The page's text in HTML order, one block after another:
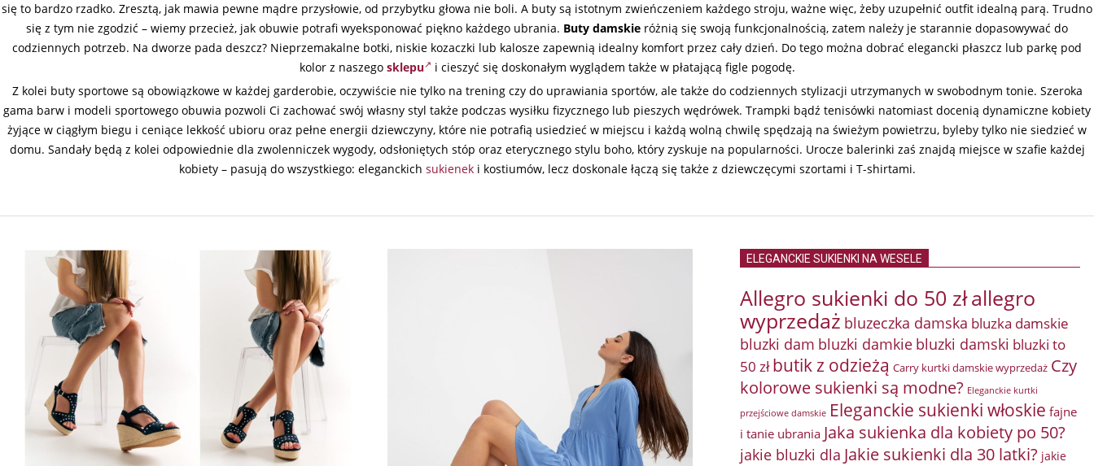
się to bardzo rzadko. Zresztą, jak mawia pewne mądre przysłowie, od przybytku głowa nie boli. A buty są istotnym zwieńczeniem każdego stroju, ważne więc, żeby uzupełnić outfit idealną parą. Trudno
się z tym nie zgodzić – wiemy przecież, jak obuwie potrafi wyeksponować piękno każdego ubrania. Buty damskie różnią się swoją funkcjonalnością, zatem należy je starannie dopasowywać do
codziennych potrzeb. Na dworze pada deszcz? Nieprzemakalne botki, niskie kozaczki lub kalosze zapewnią idealny komfort przez cały dzień. Do tego można dobrać elegancki płaszcz lub parkę pod
kolor z naszego sklepu
i cieszyć się doskonałym wyglądem także w płatającą figle pogodę.
Z kolei buty sportowe są obowiązkowe w każdej garderobie, oczywiście nie tylko na trening czy do uprawiania sportów, ale także do codziennych stylizacji utrzymanych w swobodnym tonie. Szeroka
gama barw i modeli sportowego obuwia pozwoli Ci zachować swój własny styl także podczas wysiłku fizycznego lub pieszych wędrówek. Trampki bądź tenisówki natomiast docenią dynamiczne kobiety
żyjące w ciągłym biegu i ceniące lekkość ubioru oraz pełne energii dziewczyny, które nie potrafią usiedzieć w miejscu i każdą wolną chwilę spędzają na świeżym powietrzu, byleby tylko nie siedzieć w
domu. Sandały będą z kolei odpowiednie dla zwolenniczek wygody, odsłoniętych stóp oraz eterycznego stylu boho, który zyskuje na popularności. Urocze balerinki zaś znajdą miejsce w szafie każdej
kobiety – pasują do wszystkiego: eleganckich sukieneki kostiumów, lecz doskonale łączą się także z dziewczęcymi szortami i T-shirtami.
ELEGANCKIE SUKIENKI NA WESELE
Allegro sukienki do 50 złallegro
wyprzedaż bluzeczka damska bluzka damskie
bluzki dam bluzki damkie bluzki damski bluzki to
50 zł butik z odzieżą Carry kurtki damskie wyprzedaż Czy
kolorowe sukienki są modne? Eleganckie kurtki
przejściowe damskie Eleganckie sukienki włoskie fajne
i tanie ubrania Jaka sukienka dla kobiety po 50?
jakie bluzki dla Jakie sukienki dla 30 latki? jakie